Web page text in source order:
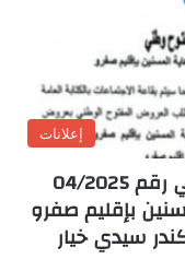
إعلانات
إعلان عن طلب عروض مفتوح وطني رقم 04/2025
بإقليم صفرو
سيدي خيار